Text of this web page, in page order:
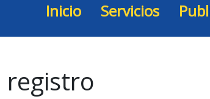
Inicio Servicios
registro